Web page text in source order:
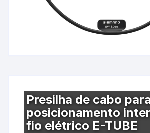
Presilha de cabo
posicionamento
fio elétrico E-TUBE